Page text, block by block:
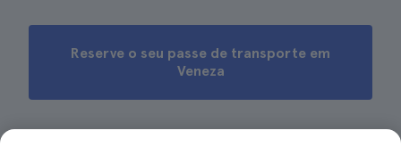
Reserve o seu passe de transporte em
Veneza